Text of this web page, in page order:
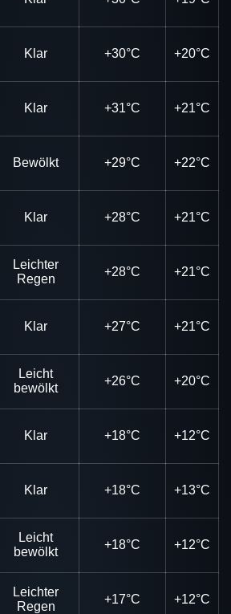
Klar +30°C +20°C
Klar +31°C +21°C
Bewölkt +29°C +22°C
Klar +28°C +21°C
Leichter
Regen
+28°C +21°C
Klar +27°C +21°C
Leicht
bewölkt
+26°C +20°C
Klar +18°C +12°C
Klar +18°C +13°C
Leicht
bewölkt
+18°C +12°C
Leichter
Regen
+17°C +12°C